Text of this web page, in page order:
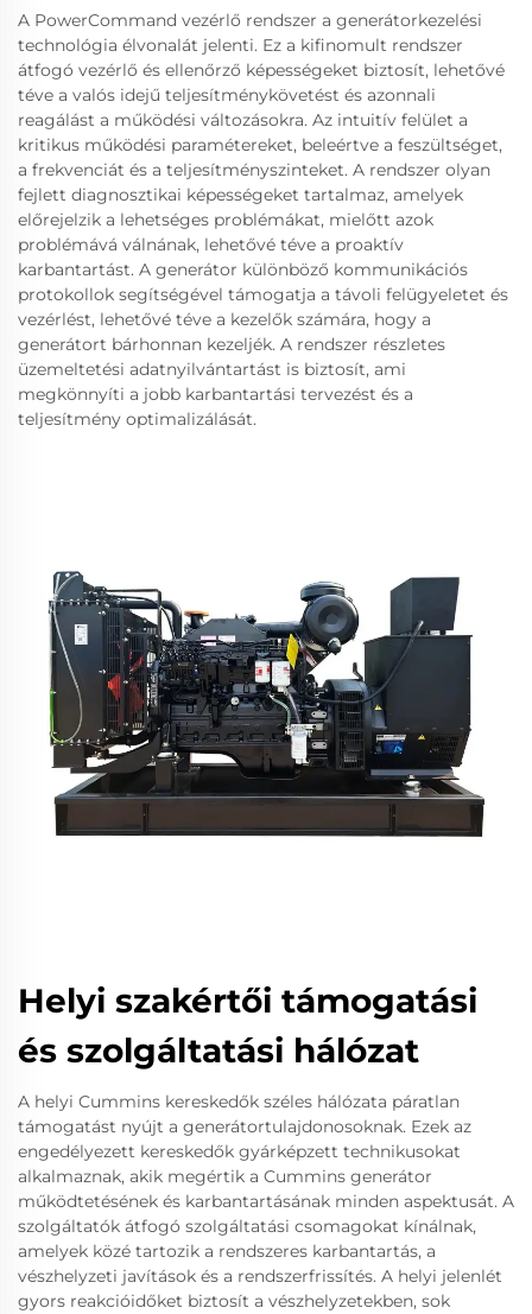
A PowerCommand vezérlő rendszer a generátorkezelési
technológia élvonalát jelenti. Ez a kifinomult rendszer
átfogó vezérlő és ellenőrző képességeket biztosít, lehetővé
téve a valós idejű teljesítménykövetést és azonnali
reagálást a működési változásokra. Az intuitív felület a
kritikus működési paramétereket, beleértve a feszültséget,
a frekvenciát és a teljesítményszinteket. A rendszer olyan
fejlett diagnosztikai képességeket tartalmaz, amelyek
előrejelzik a lehetséges problémákat, mielőtt azok
problémává válnának, lehetővé téve a proaktív
karbantartást. A generátor különböző kommunikációs
protokollok segítségével támogatja a távoli felügyeletet és
vezérlést, lehetővé téve a kezelők számára, hogy a
generátort bárhonnan kezeljék. A rendszer részletes
üzemeltetési adatnyilvántartást is biztosít, ami
megkönnyíti a jobb karbantartási tervezést és a
teljesítmény optimalizálását.
Helyi szakértői támogatási
és szolgáltatási hálózat
A helyi Cummins kereskedők széles hálózata páratlan
támogatást nyújt a generátortulajdonosoknak. Ezek az
engedélyezett kereskedők gyárképzett technikusokat
alkalmaznak, akik megértik a Cummins generátor
működtetésének és karbantartásának minden aspektusát. A
szolgáltatók átfogó szolgáltatási csomagokat kínálnak,
amelyek közé tartozik a rendszeres karbantartás, a
vészhelyzeti javítások és a rendszerfrissítés. A helyi jelenlét
gyors reakcióidőket biztosít a vészhelyzetekben, sok